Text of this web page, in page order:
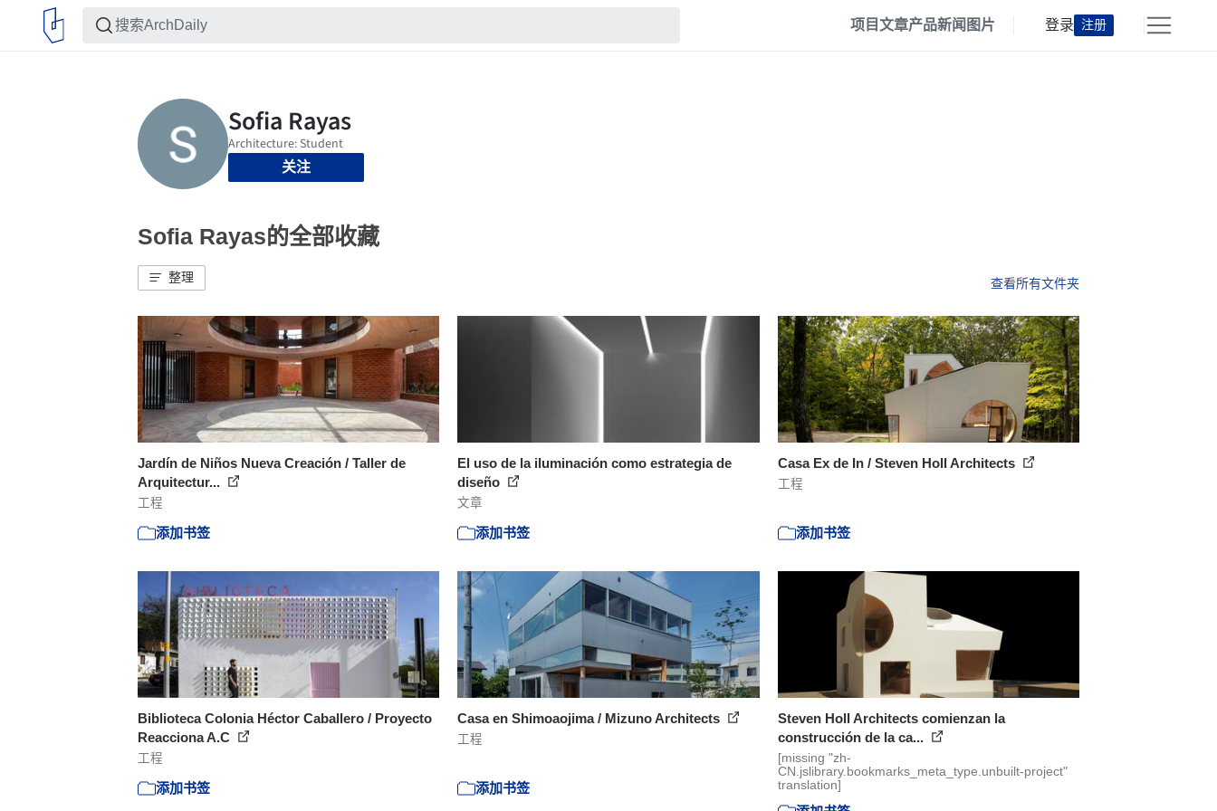
项目文章产品新闻 图片 登录 注册
关注
Sofia Rayas的全部收藏
整理 查看所有文件夹
Jardín de Niños Nueva Creación / Taller de
Arquitectur...
工程
添加书签
El uso de la iluminación como estrategia de
diseño
文章
添加书签
Casa Ex de In / Steven Holl Architects
工程
添加书签
Biblioteca Colonia Héctor Caballero / Proyecto
Reacciona A.C
工程
添加书签
Casa en Shimoaojima / Mizuno Architects
工程
添加书签
Steven Holl Architects comienzan la
construcción de la ca...
[missing "zh-
CN.jslibrary.bookmarks_meta_type.unbuilt-project"
translation]